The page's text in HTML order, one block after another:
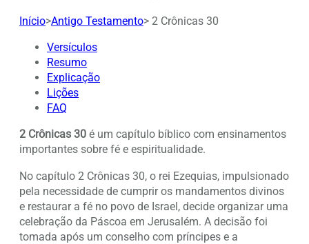
Início>Antigo Testamento> 2 Crônicas 30
Versículos
Resumo
Explicação
Lições
FAQ
2 Crônicas 30 é um capítulo bíblico com ensinamentos
importantes sobre fé e espiritualidade.
No capítulo 2 Crônicas 30, o rei Ezequias, impulsionado
pela necessidade de cumprir os mandamentos divinos
e restaurar a fé no povo de Israel, decide organizar uma
celebração da Páscoa em Jerusalém. A decisão foi
tomada após um conselho com príncipes e a